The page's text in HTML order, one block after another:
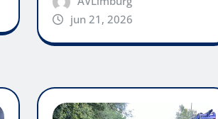
jun 21, 2026